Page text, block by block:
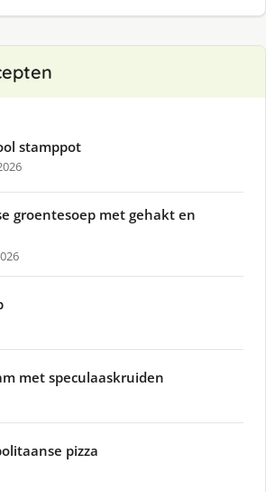
stamppot
groentesoep met gehakt en
met speculaaskruiden
pizza